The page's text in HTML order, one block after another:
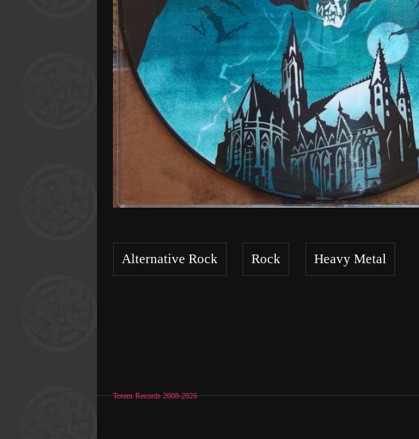
Alternative Rock Rock Heavy Metal
Totem Records 2008-2026